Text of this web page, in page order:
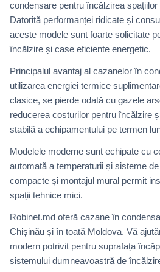
condensare pentru încălzirea
Datorită performanței ridicate și
aceste modele sunt foarte solicitate
încălzire și case eficiente energetic.
Principalul avantaj al cazanelor în
utilizarea energiei termice
clasice, se pierde odată cu gazele
reducerea costurilor pentru încălzire
stabilă a echipamentului pe termen
Modelele moderne sunt echipate cu
automată a temperaturii și sisteme
compacte și montajul mural permit
spații tehnice mici.
Robinet.md oferă cazane în
Chișinău și în toată Moldova. Vă
modern potrivit pentru suprafața
sistemului dumneavoastră de